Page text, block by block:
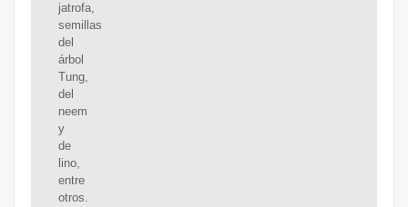
jatrofa,
semillas
del
árbol
Tung,
del
neem
y
de
lino,
entre
otros.